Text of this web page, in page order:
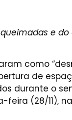
e
como
de
durante o
feira (28/11),